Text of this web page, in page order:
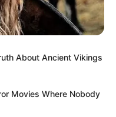
About Ancient Vikings
Movies Where Nobody